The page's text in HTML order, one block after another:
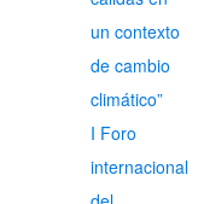
un contexto
de cambio
climático”
I Foro
internacional